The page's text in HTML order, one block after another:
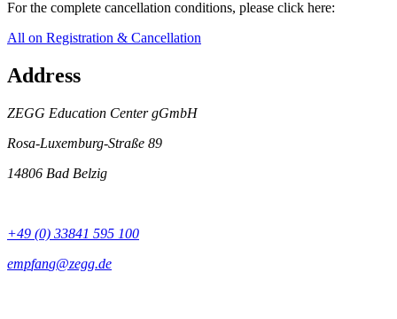
For the complete cancellation conditions, please click here:
All on Registration & Cancellation
Address
ZEGG Education Center gGmbH
Rosa-Luxemburg-Straße 89
14806 Bad Belzig
+49 (0) 33841 595 100